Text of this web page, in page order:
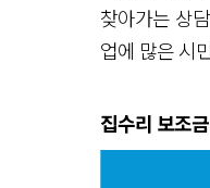
찾아가는 상
업에 많은 시
집수리 보조